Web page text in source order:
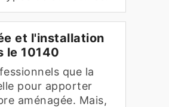
et l'installation
le 10140
que la
pour apporter
aménagée. Mais,